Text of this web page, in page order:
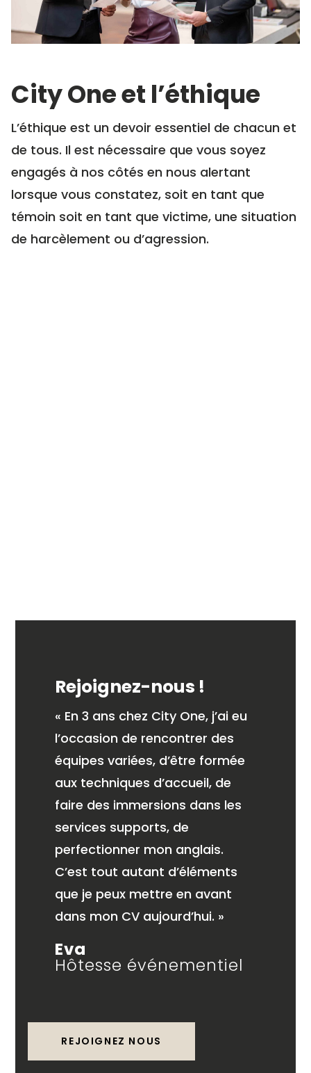
City One et l’éthique
L’éthique est un devoir essentiel de chacun et
de tous. Il est nécessaire que vous soyez
engagés à nos côtés en nous alertant
lorsque vous constatez, soit en tant que
témoin soit en tant que victime, une situation
de harcèlement ou d’agression.
Rejoignez-nous !
« En 3 ans chez City One, j’ai eu
l’occasion de rencontrer des
équipes variées, d’être formée
aux techniques d’accueil, de
faire des immersions dans les
services supports, de
perfectionner mon anglais.
C’est tout autant d’éléments
que je peux mettre en avant
dans mon CV aujourd’hui. »
Eva
Hôtesse événementiel
REJOIGNEZ NOUS